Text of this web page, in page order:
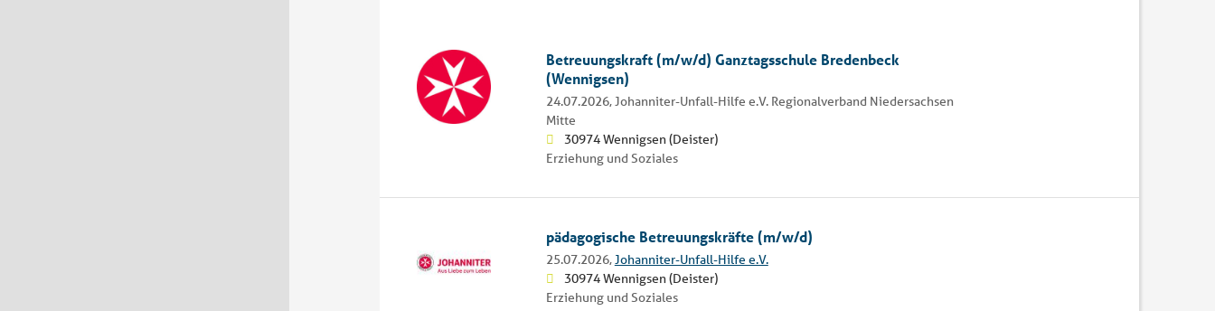
Betreuungskraft (m/w/d) Ganztagsschule Bredenbeck
(Wennigsen)
24.07.2026, Johanniter-Unfall-Hilfe e.V. Regionalverband Niedersachsen
Mitte
30974 Wennigsen (Deister)
Erziehung und Soziales
pädagogische Betreuungskräfte (m/w/d)
25.07.2026, Johanniter-Unfall-Hilfe e.V.
30974 Wennigsen (Deister)
Erziehung und Soziales